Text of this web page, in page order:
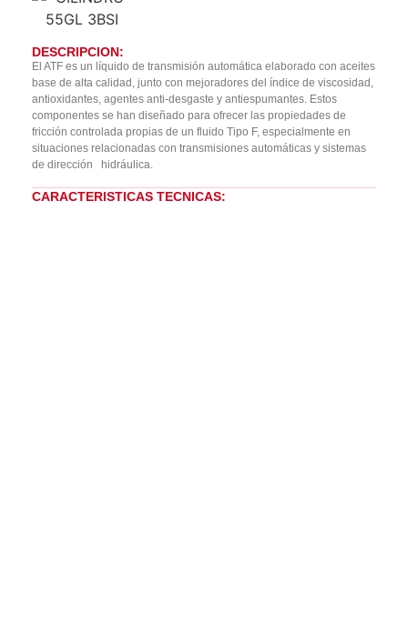
DESCRIPCION:
El ATF es un líquido de transmisión automática elaborado con aceites
base de alta calidad, junto con mejoradores del índice de viscosidad,
antioxidantes, agentes anti-desgaste y antiespumantes. Estos
componentes se han diseñado para ofrecer las propiedades de
fricción controlada propias de un fluido Tipo F, especialmente en
situaciones relacionadas con transmisiones automáticas y sistemas
de dirección hidráulica.
CARACTERISTICAS TECNICAS: